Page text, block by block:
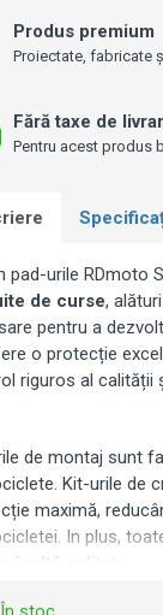
Fără taxe de
Pentru acest produs
Produs premium
Proiectate, fabricate
pad-urile RDmoto
de curse,
pentru a
o protecție
riguros al calității
de montaj sunt
Kit-urile de
maximă,
In plus,